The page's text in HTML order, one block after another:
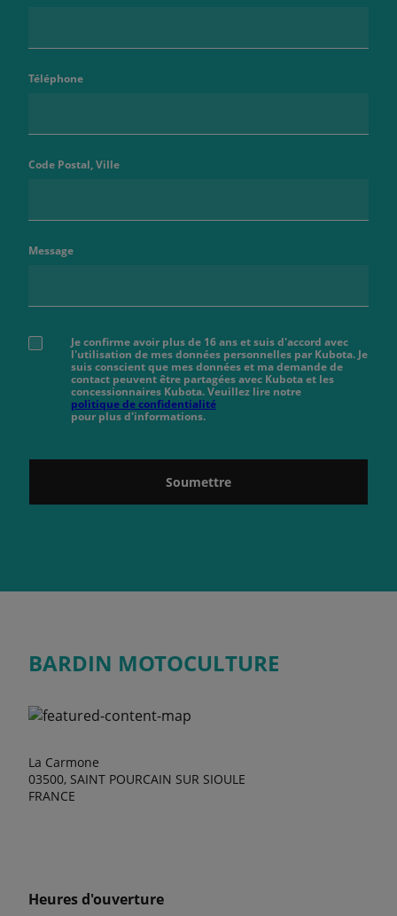
Téléphone
Code Postal, Ville
Message
Je confirme avoir plus de 16 ans et suis d'accord avec
l'utilisation de mes données personnelles par Kubota. Je
suis conscient que mes données et ma demande de
contact peuvent être partagées avec Kubota et les
concessionnaires Kubota. Veuillez lire notre
politique de confidentialité
pour plus d'informations.
Soumettre
BARDIN MOTOCULTURE
La Carmone
03500, SAINT POURCAIN SUR SIOULE
FRANCE
Heures d'ouverture